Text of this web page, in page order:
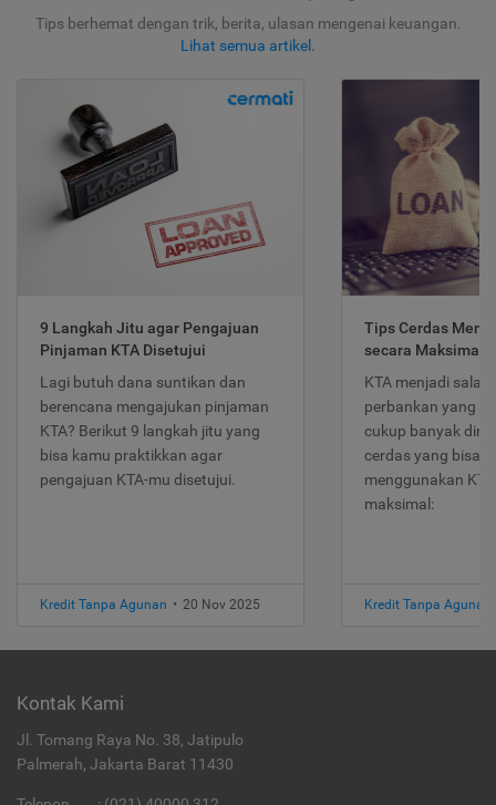
Tips berhemat dengan trik, berita, ulasan mengenai keuangan.
Lihat semua artikel .
9 Langkah Jitu agar Pengajuan
Pinjaman KTA Disetujui
Lagi butuh dana suntikan dan
berencana mengajukan pinjaman
KTA? Berikut 9 langkah jitu yang
bisa kamu praktikkan agar
pengajuan KTA-mu disetujui.
Kredit Tanpa Agunan • 20 Nov 2025
Tips Cerdas
secara Maksimal
KTA menjadi
perbankan yang
cukup banyak
cerdas yang bisa
menggunakan
maksimal:
Kredit Tanpa Agunan
Kontak Kami
Jl. Tomang Raya No. 38, Jatipulo
Palmerah, Jakarta Barat 11430